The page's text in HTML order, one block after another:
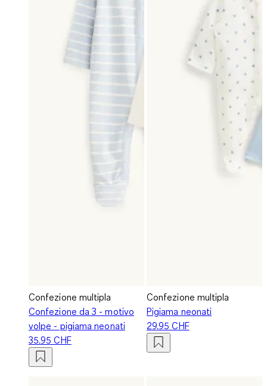
Confezione multipla
Confezione da 3 - motivo
volpe - pigiama neonati
35.95 CHF
Confezione multipla
Pigiama neonati
29.95 CHF